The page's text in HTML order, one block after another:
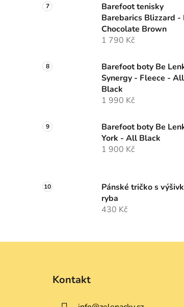
Barefoot tenisky
Barebarics Blizzard -
Chocolate Brown
1 790 Kč
Barefoot boty Be
Synergy - Fleece - All
Black
1 990 Kč
Barefoot boty Be
York - All Black
1 900 Kč
Pánské tričko s
ryba
430 Kč
Kontakt